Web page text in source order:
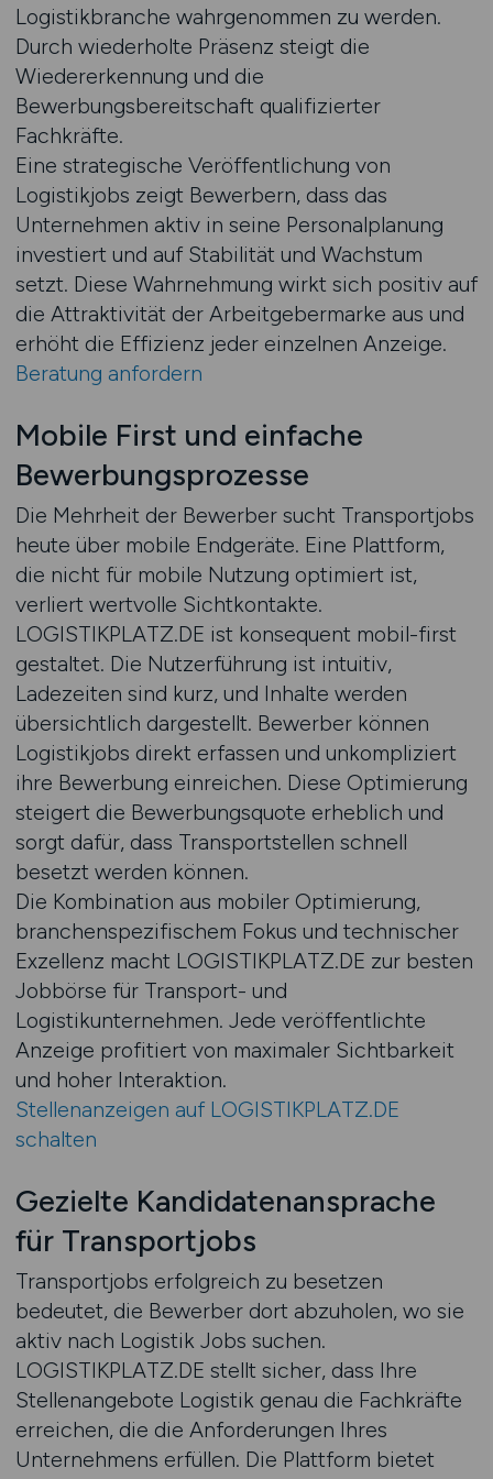
Logistikbranche wahrgenommen zu werden.
Durch wiederholte Präsenz steigt die
Wiedererkennung und die
Bewerbungsbereitschaft qualifizierter
Fachkräfte.
Eine strategische Veröffentlichung von
Logistikjobs zeigt Bewerbern, dass das
Unternehmen aktiv in seine Personalplanung
investiert und auf Stabilität und Wachstum
setzt. Diese Wahrnehmung wirkt sich positiv auf
die Attraktivität der Arbeitgebermarke aus und
erhöht die Effizienz jeder einzelnen Anzeige.
Beratung anfordern
Mobile First und einfache
Bewerbungsprozesse
Die Mehrheit der Bewerber sucht Transportjobs
heute über mobile Endgeräte. Eine Plattform,
die nicht für mobile Nutzung optimiert ist,
verliert wertvolle Sichtkontakte.
LOGISTIKPLATZ.DE ist konsequent mobil-first
gestaltet. Die Nutzerführung ist intuitiv,
Ladezeiten sind kurz, und Inhalte werden
übersichtlich dargestellt. Bewerber können
Logistikjobs direkt erfassen und unkompliziert
ihre Bewerbung einreichen. Diese Optimierung
steigert die Bewerbungsquote erheblich und
sorgt dafür, dass Transportstellen schnell
besetzt werden können.
Die Kombination aus mobiler Optimierung,
branchenspezifischem Fokus und technischer
Exzellenz macht LOGISTIKPLATZ.DE zur besten
Jobbörse für Transport- und
Logistikunternehmen. Jede veröffentlichte
Anzeige profitiert von maximaler Sichtbarkeit
und hoher Interaktion.
Stellenanzeigen auf LOGISTIKPLATZ.DE
schalten
Gezielte Kandidatenansprache
für Transportjobs
Transportjobs erfolgreich zu besetzen
bedeutet, die Bewerber dort abzuholen, wo sie
aktiv nach Logistik Jobs suchen.
LOGISTIKPLATZ.DE stellt sicher, dass Ihre
Stellenangebote Logistik genau die Fachkräfte
erreichen, die die Anforderungen Ihres
Unternehmens erfüllen. Die Plattform bietet